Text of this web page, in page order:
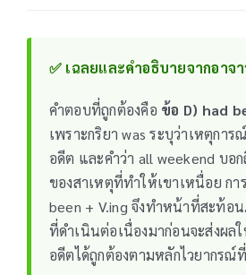
✅ เฉลยและคำอธิบายจากอาจ
คำตอบที่ถูกต้องคือ ข้อ D) had
เพราะกริยา was ระบุว่าเหตุกา
อดีต และคำว่า all weekend บอ
ของสาเหตุที่ทำให้เขาเหนื่อย กา
been + V.ing จึงทำหน้าที่สะท้อ
ที่ดำเนินต่อเนื่องมาก่อนจะส่งผล
อดีตได้ถูกต้องตามหลักไวยากรณ์